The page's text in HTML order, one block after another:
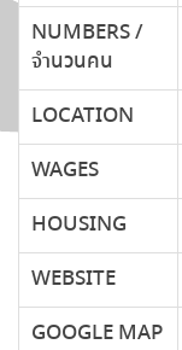
NUMBERS /
จำนวนคน
LOCATION
WAGES
HOUSING
WEBSITE
GOOGLE MAP